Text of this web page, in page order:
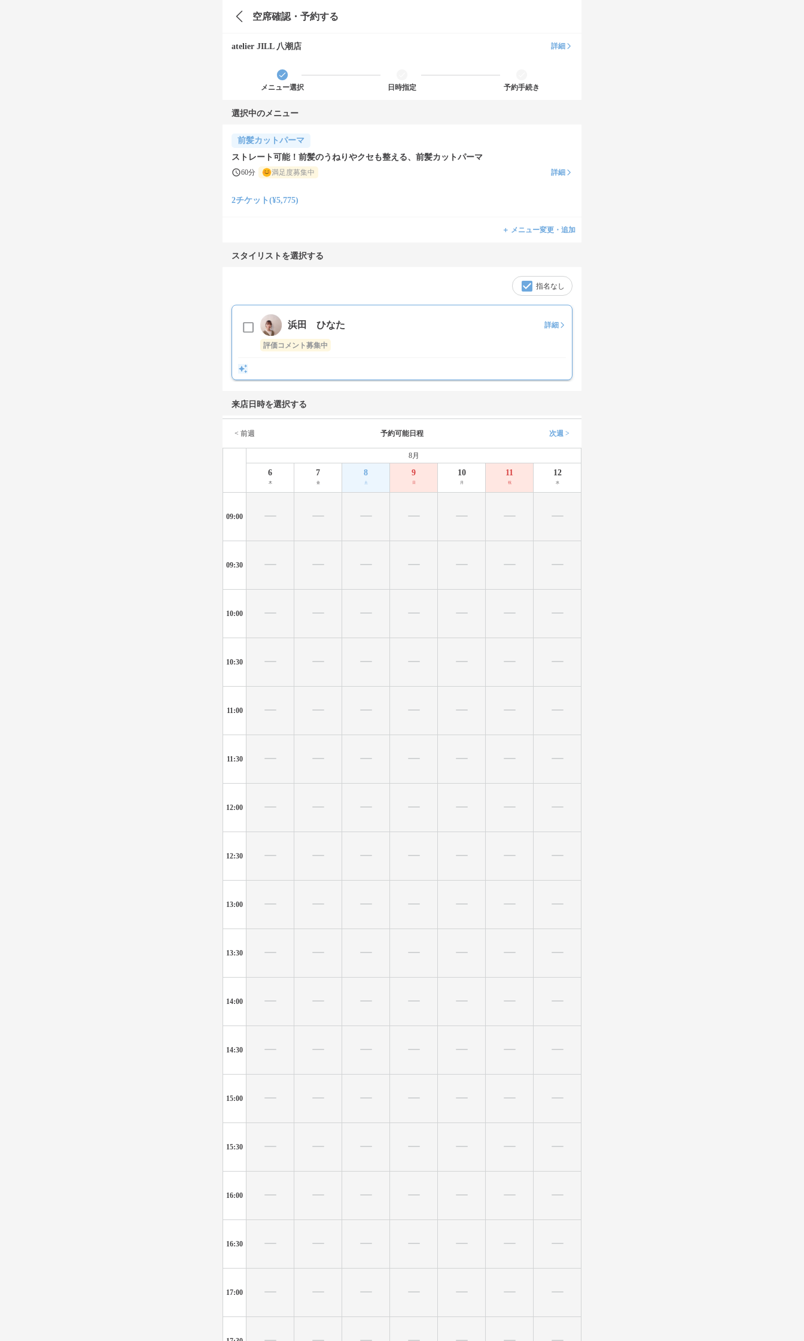
空席確認・予約する
atelier JILL 八潮店 詳細
メニュー選択 日時指定 予約手続き
選択中のメニュー
前髪カットパーマ
ストレート可能！前髪のうねりやクセも整える、前髪カットパーマ
60分 満足度募集中 詳細
2チケット(¥5,775)
＋ メニュー変更・追加
スタイリストを選択する
指名なし
浜田 ひなた 詳細
評価コメント募集中
来店日時を選択する
< 前週 予約可能日程 次週 >
8月
6
木
7
金
8
土
9
日
10
月
11
祝
12
水
09:00
09:30
10:00
10:30
11:00
11:30
12:00
12:30
13:00
13:30
14:00
14:30
15:00
15:30
16:00
16:30
17:00